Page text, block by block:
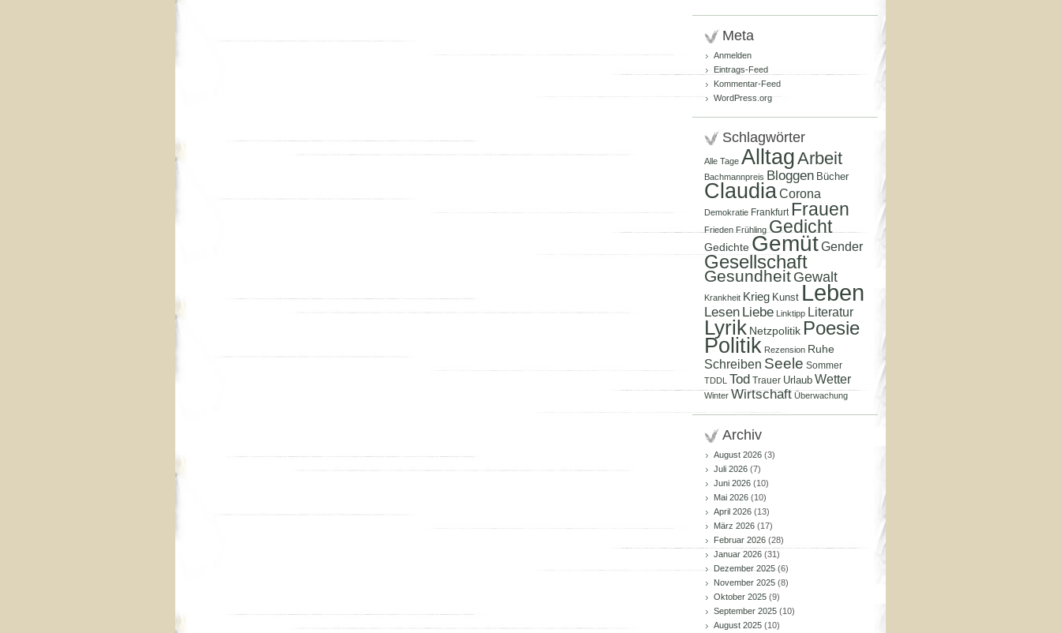
Meta
Anmelden
Eintrags-Feed
Kommentar-Feed
WordPress.org
Schlagwörter
Alle Tage AlltagArbeit
Bachmannpreis Bloggen Bücher
ClaudiaCorona
Demokratie Frankfurt Frauen
Frieden Frühling Gedicht
Gedichte GemütGender
Gesellschaft
Gesundheit Gewalt
Krankheit Krieg Kunst Leben
Lesen Liebe Linktipp Literatur
Lyrik Netzpolitik Poesie
Politik Rezension Ruhe
Schreiben Seele Sommer
TDDL Tod Trauer Urlaub Wetter
Winter Wirtschaft Überwachung
Archiv
August 2026 (3)
Juli 2026 (7)
Juni 2026 (10)
Mai 2026 (10)
April 2026 (13)
März 2026 (17)
Februar 2026 (28)
Januar 2026 (31)
Dezember 2025 (6)
November 2025 (8)
Oktober 2025 (9)
September 2025 (10)
August 2025 (10)